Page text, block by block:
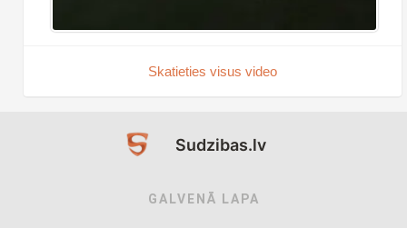
Skatieties visus video
Sudzibas.lv
GALVENĀ LAPA